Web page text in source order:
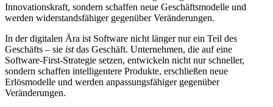
Innovationskraft, sondern schaffen neue Geschäftsmodelle und
werden widerstandsfähiger gegenüber Veränderungen.
In der digitalen Ära ist Software nicht länger nur ein Teil des
Geschäfts – sie istdas Geschäft. Unternehmen, die auf eine
Software-First-Strategie setzen, entwickeln nicht nur schneller,
sondern schaffen intelligentere Produkte, erschließen neue
Erlösmodelle und werden anpassungsfähiger gegenüber
Veränderungen.